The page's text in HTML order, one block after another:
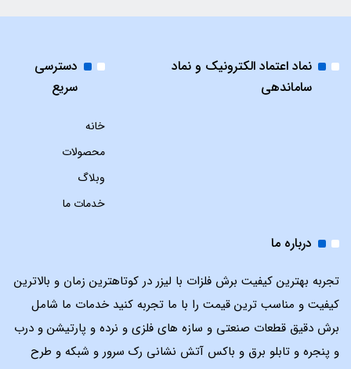
نماد اعتماد الکترونیک و نماد
ساماندهی
دسترسی
سریع
خانه
محصولات
وبلاگ
خدمات ما
درباره ما
تجربه بهترین کیفیت برش فلزات با لیزر در کوتاهترین زمان و بالاترین
کیفیت و مناسب ترین قیمت را با ما تجربه کنید خدمات ما شامل
برش دقیق قطعات صنعتی و سازه های فلزی و نرده و پارتیشن و درب
و پنجره و تابلو برق و باکس آتش نشانی رک سرور و شبکه و طرح